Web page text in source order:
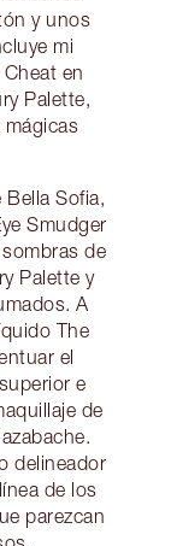
y unos
mi
en
Palette,
mágicas
Bella Sofia,
Smudger
de
Palette y
A
The
el
e
de
delineador
de los
parezcan